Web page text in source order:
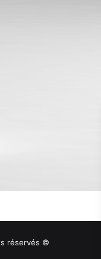
© Copyright 2026, Tous droits réservés |